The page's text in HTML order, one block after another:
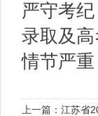
严守考
录取及
情节严
上一篇： 江苏省